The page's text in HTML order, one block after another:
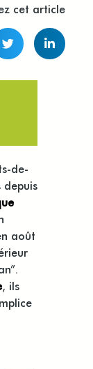
cet article
de-
depuis
août
, ils